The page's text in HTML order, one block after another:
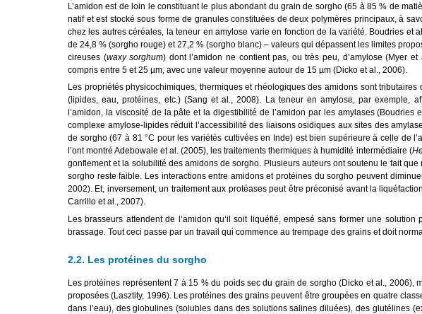
L’amidon est de loin le constituant le plus abondant du grain de sorgho (65 à 85 % de
natif et est stocké sous forme de granules constituées de deux polymères principaux, à
chez les autres céréales, la teneur en amylose varie en fonction de la variété. Boudries et
de 24,8 % (sorgho rouge) et 27,2 % (sorgho blanc) – valeurs qui dépassent les limites
cireuses (waxy sorghum) dont l’amidon ne contient pas, ou très peu, d’amylose (Myer
compris entre 5 et 25 µm, avec une valeur moyenne autour de 15 µm (Dicko et al., 2006).
Les propriétés physicochimiques, thermiques et rhéologiques des amidons sont
(lipides, eau, protéines, etc.) (Sang et al., 2008). La teneur en amylose, par exemple,
l’amidon, la viscosité de la pâte et la digestibilité de l’amidon par les amylases
complexe amylose-lipides réduit l’accessibilité des liaisons osidiques aux sites des
de sorgho (67 à 81 °C pour les variétés cultivées en Inde) est bien supérieure à celle de
l’ont montré Adebowale et al. (2005), les traitements thermiques à humidité intermédiaire (
gonflement et la solubilité des amidons de sorgho. Plusieurs auteurs ont soutenu le fait
sorgho reste faible. Les interactions entre amidons et protéines du sorgho peuvent
2002). Et, inversement, un traitement aux protéases peut être préconisé avant la
Carrillo et al., 2007).
Les brasseurs attendent de l’amidon qu’il soit liquéfié, empesé sans former une
brassage. Tout ceci passe par un travail qui commence au trempage des grains et doit
2.2. Les protéines du sorgho
Les protéines représentent 7 à 15 % du poids sec du grain de sorgho (Dicko et al., 2006),
proposées (Lasztity, 1996). Les protéines des grains peuvent être groupées en quatre
dans l’eau), des globulines (solubles dans des solutions salines diluées), des glutélines